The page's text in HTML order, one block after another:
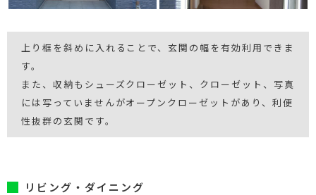
上り框を斜めに入れることで、玄関の幅を有効利用できま
す。
また、収納もシューズクローゼット、クローゼット、写真
には写っていませんがオープンクローゼットがあり、利便
性抜群の玄関です。
リビング・ダイニング